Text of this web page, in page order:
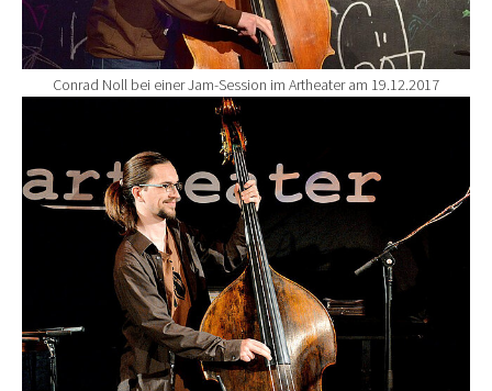
Conrad Noll bei einer Jam-Session im Artheater am 19.12.2017